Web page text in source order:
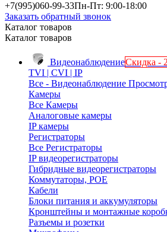
+7(995)060-99-33Пн-Пт: 9:00-18:00
Заказать обратный звонок
Каталог товаров
Каталог товаров
ВидеонаблюдениеСкидка -
TVI | CVI | IP
Все - Видеонаблюдение
Камеры
Все Камеры
Аналоговые камеры
IP камеры
Регистраторы
Все Регистраторы
IP видеорегистраторы
Гибридные видеорегистраторы
Коммутаторы, POE
Кабели
Блоки питания и аккумуляторы
Кронштейны и монтажные
Разъемы и розетки